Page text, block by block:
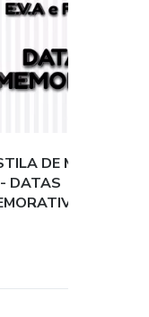
DE MOLDES
DATAS
+ MOLDE